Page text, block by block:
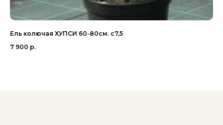
Ель колючая ХУПСИ 60-80см. с7,5
7 900 р.